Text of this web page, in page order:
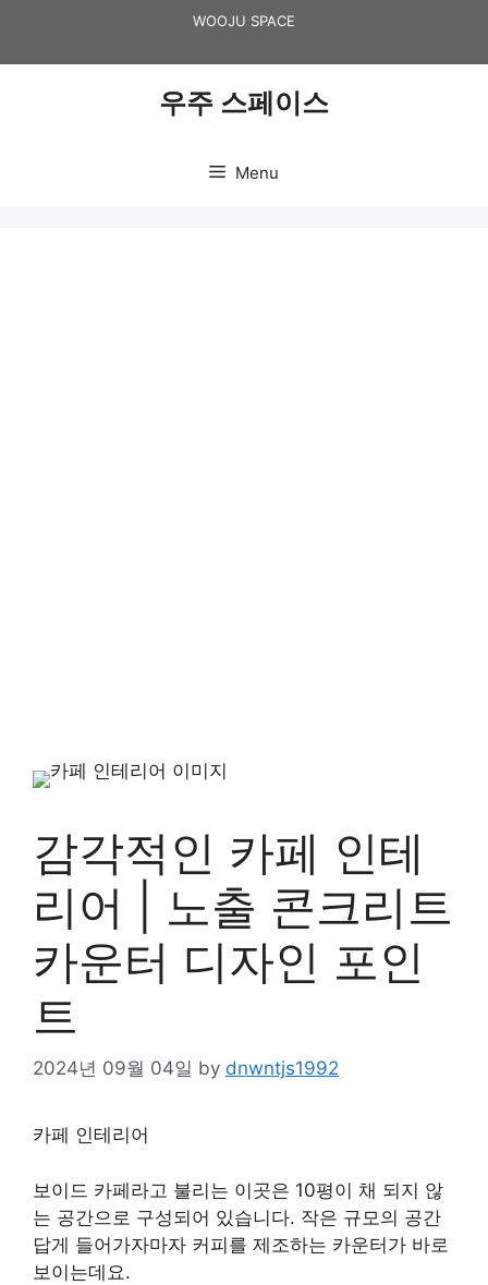
content
WOOJU SPACE
우주 스페이스
Menu
감각적인 카페 인테
리어 | 노출 콘크리트
카운터 디자인 포인
트
2024년 09월 04일 by dnwntjs1992
카페 인테리어
보이드 카페라고 불리는 이곳은 10평이 채 되지 않
는 공간으로 구성되어 있습니다. 작은 규모의 공간
답게 들어가자마자 커피를 제조하는 카운터가 바로
보이는데요.